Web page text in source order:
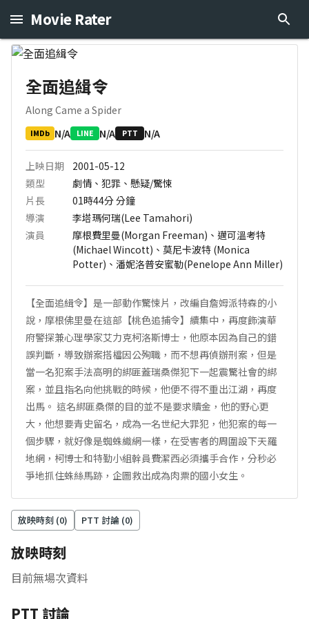
Movie Rater
全面追緝令
Along Came a Spider
IMDb N/A LINE N/A PTT N/A
上映日期
2001-05-12
類型
劇情、犯罪、懸疑/驚悚
片長
01時44分分鐘
導演
李塔瑪何瑞(Lee Tamahori)
演員
摩根費里曼(Morgan Freeman)、邁可溫考特
(Michael Wincott)、莫尼卡波特 (Monica
Potter)、潘妮洛普安蜜勒(Penelope Ann Miller)
【全面追緝令】是一部動作驚悚片，改編自詹姆派特森的小
說，摩根佛里曼在這部【桃色追捕令】續集中，再度飾演華
府警探兼心理學家艾力克柯洛斯博士，他原本因為自己的錯
誤判斷，導致辦案搭檔因公殉職，而不想再偵辦刑案，但是
當一名犯案手法高明的綁匪蓋瑞桑傑犯下一起震驚社會的綁
案，並且指名向他挑戰的時候，他便不得不重出江湖，再度
出馬。 這名綁匪桑傑的目的並不是要求贖金，他的野心更
大，他想要青史留名，成為一名世紀大罪犯，他犯案的每一
個步驟，就好像是蜘蛛織網一樣，在受害者的周圍設下天羅
地網，柯博士和特勤小組幹員費潔西必須攜手合作，分秒必
爭地抓住蛛絲馬跡，企圖救出成為肉票的國小女生。
放映時刻 (0) PTT 討論 (0)
放映時刻
目前無場次資料
PTT 討論